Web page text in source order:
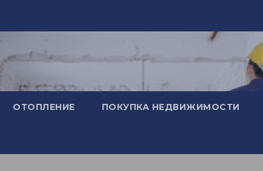
ОТОПЛЕНИЕ ПОКУПКА НЕДВИЖИМОСТИ